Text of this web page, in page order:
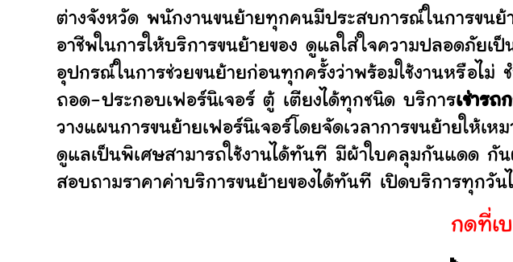
ต่างจังหวัด พนักงานขนย้ายทุกคนมีประสบการณ์ในการขนย้
อาชีพในการให้บริการขนย้ายของ ดูแลใส่ใจความปลอดภัย
อุปกรณ์ในการช่วยขนย้ายก่อนทุกครั้งว่าพร้อมใช้งานหรือไ
ถอด-ประกอบเฟอร์นิเจอร์ ตู้ เตียงได้ทุกชนิด บริการเช่ารถ
วางแผนการขนย้ายเฟอร์นิเจอร์โดยจัดเวลาการขนย้ายให้เ
ดูแลเป็นพิเศษสามารถใช้งานได้ทันที มีผ้าใบคลุมกันแดด กั
สอบถามราคาค่าบริการขนย้ายของได้ทันที เปิดบริการทุกวัน
กดที่เ